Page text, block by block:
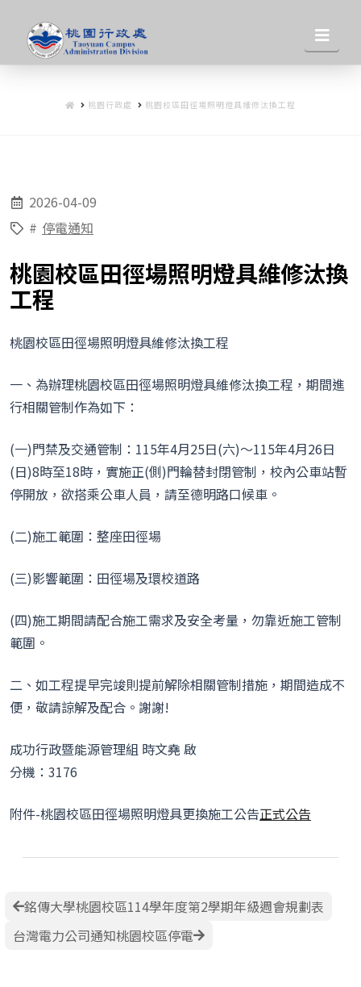
桃
園
政
處
HOME桃園行政處 桃園校區田徑場照明燈具維修汰換工程
2026-04-09
# 停電通知
桃園校區田徑場照明燈具維修汰換
工程
桃園校區田徑場照明燈具維修汰換工程
一、為辦理桃園校區田徑場照明燈具維修汰換工程，期間進
行相關管制作為如下：
(一)門禁及交通管制：115年4月25日(六)～115年4月26日
(日)8時至18時，實施正(側)門輪替封閉管制，校內公車站暫
停開放，欲搭乘公車人員，請至德明路口候車。
(二)施工範圍：整座田徑場
(三)影響範圍：田徑場及環校道路
(四)施工期間請配合施工需求及安全考量，勿靠近施工管制
範圍。
二、如工程提早完竣則提前解除相關管制措施，期間造成不
便，敬請諒解及配合。謝謝!
成功行政暨能源管理組 時文堯 啟
分機：3176
附件-桃園校區田徑場照明燈具更換施工公告正式公告
銘傳大學桃園校區114學年度第2學期年級週會規劃表
台灣電力公司通知桃園校區停電